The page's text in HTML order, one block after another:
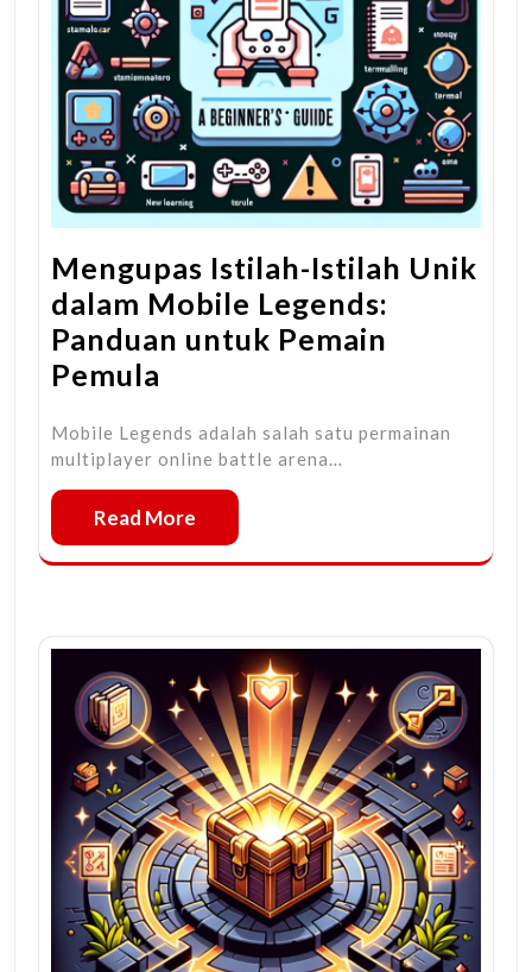
Mengupas Istilah-Istilah Unik
dalam Mobile Legends:
Panduan untuk Pemain
Pemula
Mobile Legends adalah salah satu permainan
multiplayer online battle arena…
Read More